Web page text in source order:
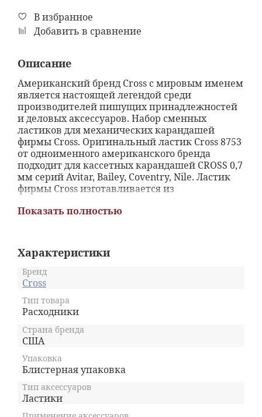
В избранное
Добавить в сравнение
Описание
Американский бренд Cross с мировым именем
является настоящей легендой среди
производителей пишущих принадлежностей
и деловых аксессуаров. Набор сменных
ластиков для механических карандашей
фирмы Cross. Оригинальный ластик Cross 8753
от одноименного американского бренда
подходит для кассетных карандашей CROSS 0,7
мм серий Avitar, Bailey, Coventry, Nile. Ластик
фирмы Cross изготавливается из
эргономическую форму, позволяют стирать
Использование оригинального ластика
позволяет осуществлять безупречное качество
письма и рисунка.
Показать полностью
Характеристики
Бренд
Cross
Тип товара
Расходники
Страна бренда
США
Упаковка
Блистерная упаковка
Тип аксессуаров
Ластики